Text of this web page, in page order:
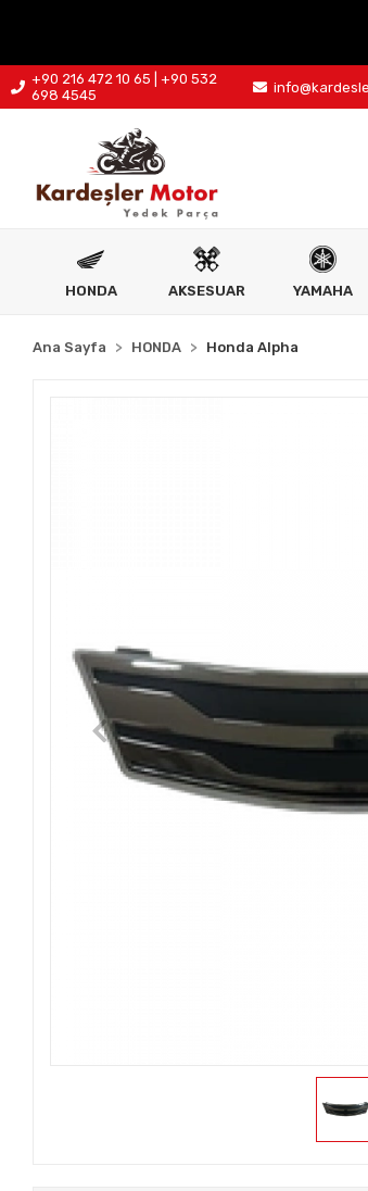
+90 216 472 10 65 | +90 532
698 4545
HONDA AKSESUAR YAMAHA
Ana Sayfa HONDA Honda Alpha